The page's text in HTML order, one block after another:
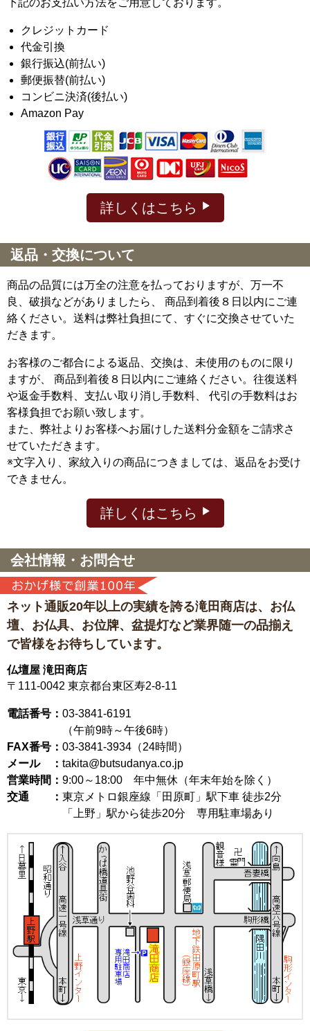
下記のお支払い方法をご用意しております。
クレジットカード
代金引換
銀行振込(前払い)
郵便振替(前払い)
コンビニ決済(後払い)
Amazon Pay
詳しくはこちら
返品・交換について
商品の品質には万全の注意を払っておりますが、万一不
良、破損などがありましたら、 商品到着後８日以内にご連
絡ください。送料は弊社負担にて、すぐに交換させていた
だきます。
お客様のご都合による返品、交換は、未使用のものに限り
ますが、
商品到着後８日以内にご連絡ください。往復送料
や返金手数料、支払い取り消し手数料、 代引の手数料はお
客様負担でお願い致します。
また、弊社よりお客様へお届けした送料分金額をご請求さ
せていただきます。
※文字入り、家紋入りの商品につきましては、返品をお受け
できません。
詳しくはこちら
会社情報・お問合せ
ネット通販20年以上の実績を誇る滝田商店は、 お仏
壇、お仏具、お位牌、盆提灯など業界随一の品揃え
で皆様をお待ちしています。
仏壇屋 滝田商店
〒111-0042 東京都台東区寿2-8-11
電話番号： 03-3841-6191
（午前9時～午後6時）
FAX番号： 03-3841-3934（24時間）
メール ： takita@butsudanya.co.jp
営業時間： 9:00～18:00 年中無休（年末年始を除く）
交通 ： 東京メトロ銀座線「田原町」駅下車 徒歩2分
「上野」駅から徒歩20分 専用駐車場あり